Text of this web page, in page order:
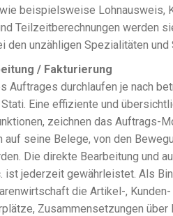
beispielsweise Lohnausweis,
Teilzeitberechnungen werden
den unzähligen Spezialitäten
/ Fakturierung
Auftrages durchlaufen je nach
Eine effiziente und
zeichnen das Auftrags-
auf seine Belege, von den
Die direkte Bearbeitung und
ist jederzeit gewährleistet. Als
die Artikel-,
Zusammensetzungen